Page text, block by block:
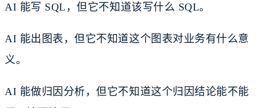
AI 能写 SQL，但它不知道该写什么 SQL。
AI 能出图表，但它不知道这个图表对业务有什么意
义。
AI 能做归因分析，但它不知道这个归因结论能不能